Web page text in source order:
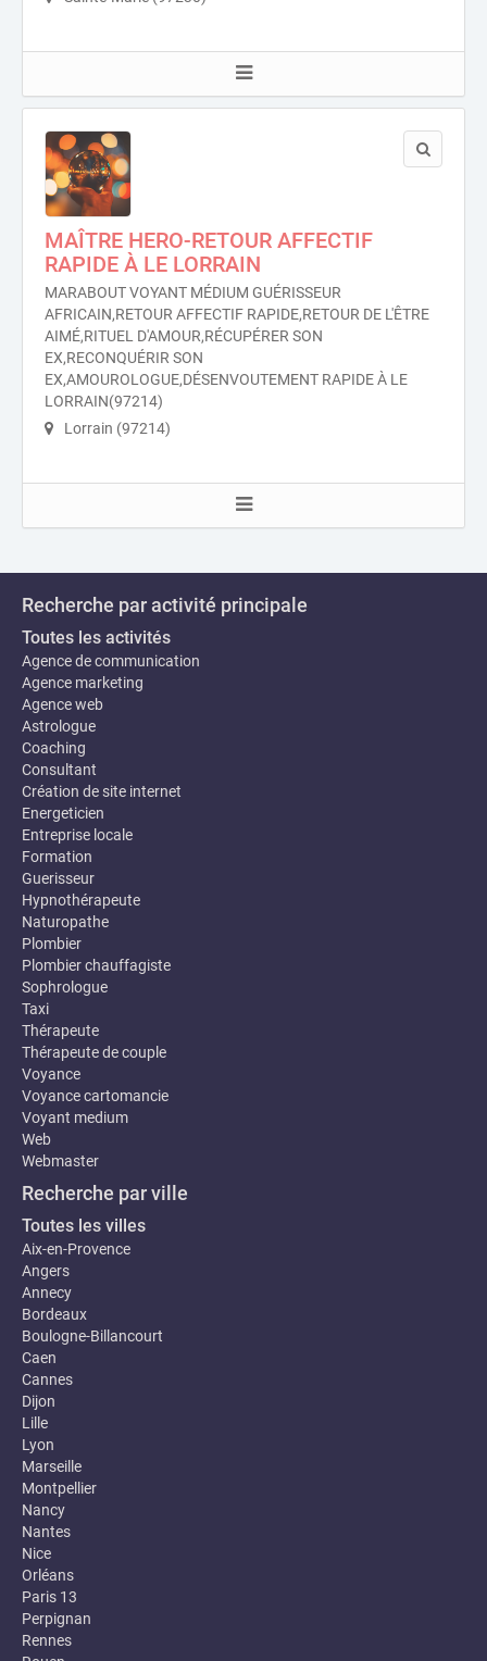
MAÎTRE HERO-RETOUR AFFECTIF
RAPIDE À LE LORRAIN
MARABOUT VOYANT MÉDIUM GUÉRISSEUR
AFRICAIN,RETOUR AFFECTIF RAPIDE,RETOUR DE L'ÊTRE
AIMÉ,RITUEL D'AMOUR,RÉCUPÉRER SON
EX,RECONQUÉRIR SON
EX,AMOUROLOGUE,DÉSENVOUTEMENT RAPIDE À LE
LORRAIN(97214)
Lorrain (97214)
Recherche par activité principale
Toutes les activités
Agence de communication
Agence marketing
Agence web
Astrologue
Coaching
Consultant
Création de site internet
Energeticien
Entreprise locale
Formation
Guerisseur
Hypnothérapeute
Naturopathe
Plombier
Plombier chauffagiste
Sophrologue
Taxi
Thérapeute
Thérapeute de couple
Voyance
Voyance cartomancie
Voyant medium
Web
Webmaster
Recherche par ville
Toutes les villes
Aix-en-Provence
Angers
Annecy
Bordeaux
Boulogne-Billancourt
Caen
Cannes
Dijon
Lille
Lyon
Marseille
Montpellier
Nancy
Nantes
Nice
Orléans
Paris 13
Perpignan
Rennes